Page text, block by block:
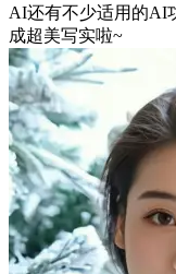
AI还有不少适用的AI
成超美写实啦~